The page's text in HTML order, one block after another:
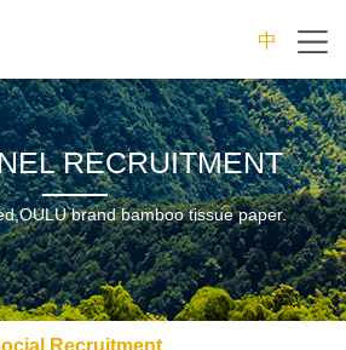
中
文
RECRUITMENT
brand bamboo tissue paper.
Recruitment